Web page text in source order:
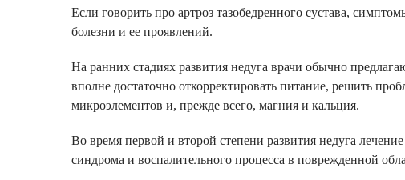
Если говорить про артроз тазобедренного сустава,
болезни и ее проявлений.
На ранних стадиях развития недуга врачи обычно
вполне достаточно откорректировать питание, решить
микроэлементов и, прежде всего, магния и кальция.
Во время первой и второй степени развития недуга
синдрома и воспалительного процесса в поврежденной